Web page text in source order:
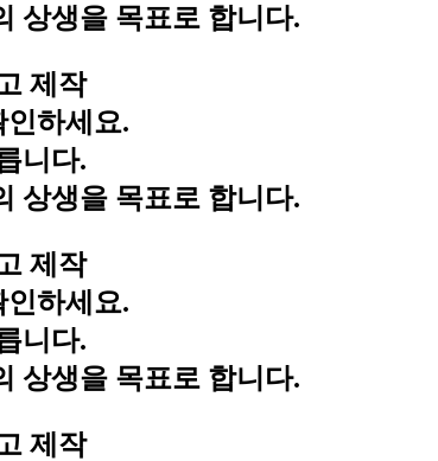
상생을 목표로 합니다.
제작
하세요.
니다.
상생을 목표로 합니다.
제작
하세요.
니다.
상생을 목표로 합니다.
제작